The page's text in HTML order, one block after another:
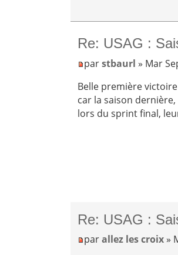
Re: USAG :
parstbaurl » Mar
Belle première
car la saison
lors du sprint final,
Re: USAG :
parallez les croix »